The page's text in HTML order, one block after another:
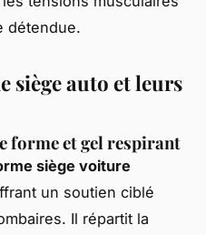
détendue.
siège auto et leurs
forme et gel respirant
siège voiture
un soutien ciblé
Il répartit la